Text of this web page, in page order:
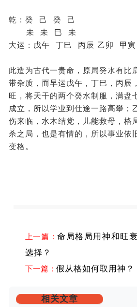
乾：癸 己 癸 己
未 未 巳 未
大运：戊午 丁巳 丙辰 乙卯 甲寅
此造为古代一贵命，原局癸水有比
带杂质，而早运戊午，丁巳，丙辰
旺，将天干的两个癸水制服，满盘
成立，所以学业到仕途一路高攀；
伤来临，水木结党，儿能救母，格
杀之局，也是有情的，所以事业依
变格。
上一篇：命局格局用神和旺
选择？
下一篇： 假从格如何取用神？
相关文章